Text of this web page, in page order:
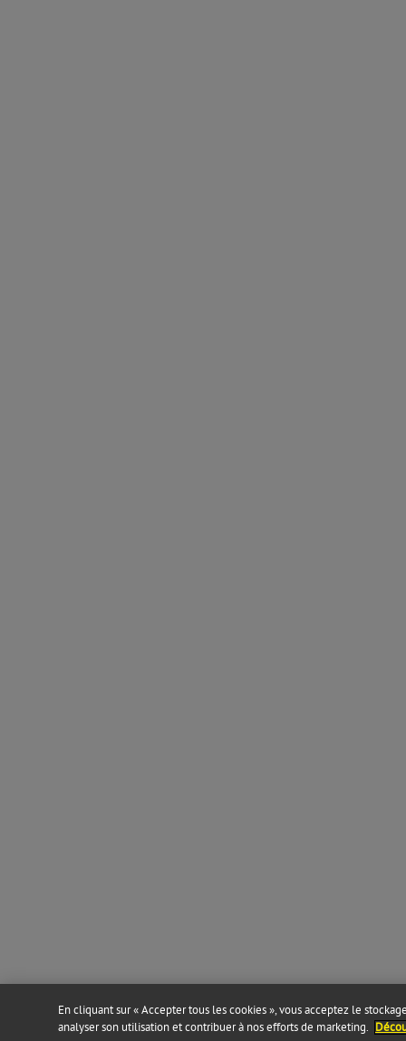
En cliquant sur « Accepter tous les cookies », vous acceptez le
analyser son utilisation et contribuer à nos efforts de marketing.